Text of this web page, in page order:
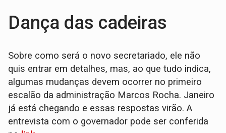
Dança das cadeiras
Sobre como será o novo secretariado, ele não
quis entrar em detalhes, mas, ao que tudo indica,
algumas mudanças devem ocorrer no primeiro
escalão da administração Marcos Rocha. Janeiro
já está chegando e essas respostas virão. A
entrevista com o governador pode ser conferida